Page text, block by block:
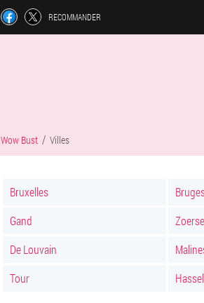
RECOMMANDER
Wow Bust Villes
Bruxelles Bruges
Gand
De Louvain
Tour